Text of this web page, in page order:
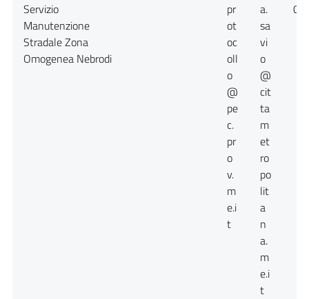
Servizio
Manutenzione
Stradale Zona
Omogenea Nebrodi
pr
ot
oc
oll
o
@
pe
c.
pr
o
v.
m
e.i
t
a.
sa
vi
o
@
cit
ta
m
et
ro
po
lit
a
n
a.
m
e.i
t